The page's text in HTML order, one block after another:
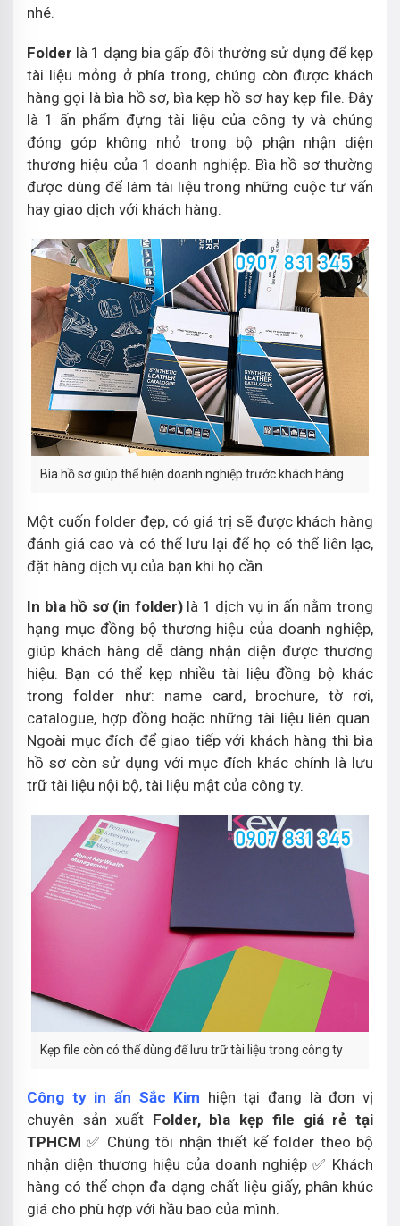
nhé.
Folder là 1 dạng bia gấp đôi thường sử dụng để kẹp
tài liệu mỏng ở phía trong, chúng còn được khách
hàng gọi là bìa hồ sơ, bìa kẹp hồ sơ hay kẹp file. Đây
là 1 ấn phẩm đựng tài liệu của công ty và chúng
đóng góp không nhỏ trong bộ phận nhận diện
thương hiệu của 1 doanh nghiệp. Bìa hồ sơ thường
được dùng để làm tài liệu trong những cuộc tư vấn
hay giao dịch với khách hàng.
Bìa hồ sơ giúp thể hiện doanh nghiệp trước khách hàng
Một cuốn folder đẹp, có giá trị sẽ được khách hàng
đánh giá cao và có thể lưu lại để họ có thể liên lạc,
đặt hàng dịch vụ của bạn khi họ cần.
In bìa hồ sơ (in folder)là 1 dịch vụ in ấn nằm trong
hạng mục đồng bộ thương hiệu của doanh nghiệp,
giúp khách hàng dễ dàng nhận diện được thương
hiệu. Bạn có thể kẹp nhiều tài liệu đồng bộ khác
trong folder như: name card, brochure, tờ rơi,
catalogue, hợp đồng hoặc những tài liệu liên quan.
Ngoài mục đích để giao tiếp với khách hàng thì bìa
hồ sơ còn sử dụng với mục đích khác chính là lưu
trữ tài liệu nội bộ, tài liệu mật của công ty.
Kẹp file còn có thể dùng để lưu trữ tài liệu trong công ty
Công ty in ấn Sắc Kim hiện tại đang là đơn vị
chuyên sản xuất Folder, bìa kẹp file giá rẻ tại
TPHCM ✅ Chúng tôi nhận thiết kế folder theo bộ
nhận diện thương hiệu của doanh nghiệp ✅ Khách
hàng có thể chọn đa dạng chất liệu giấy, phân khúc
giá cho phù hợp với hầu bao của mình.